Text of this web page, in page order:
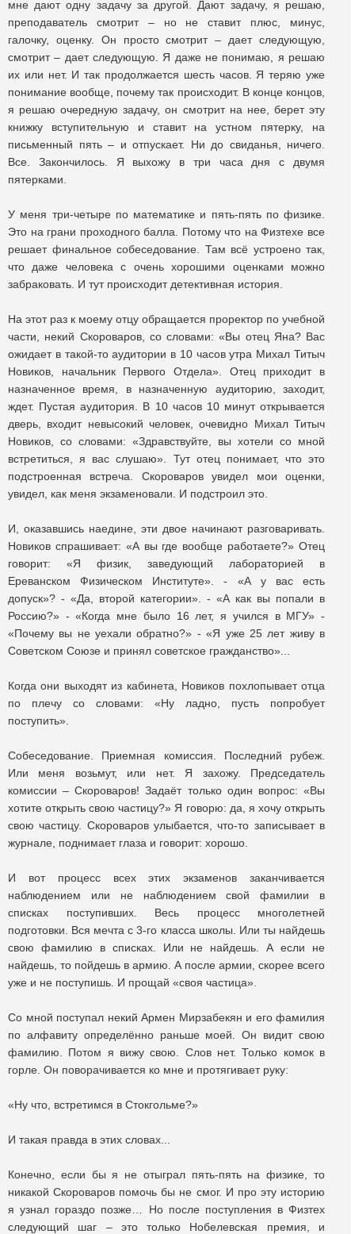
мне дают одну задачу за другой. Дают задачу, я решаю,
преподаватель смотрит – но не ставит плюс, минус,
галочку, оценку. Он просто смотрит – дает следующую,
смотрит – дает следующую. Я даже не понимаю, я решаю
их или нет. И так продолжается шесть часов. Я теряю уже
понимание вообще, почему так происходит. В конце концов,
я решаю очередную задачу, он смотрит на нее, берет эту
книжку вступительную и ставит на устном пятерку, на
письменный пять – и отпускает. Ни до свиданья, ничего.
Все. Закончилось. Я выхожу в три часа дня с двумя
пятерками.
У меня три-четыре по математике и пять-пять по физике.
Это на грани проходного балла. Потому что на Физтехе все
решает финальное собеседование. Там всё устроено так,
что даже человека с очень хорошими оценками можно
забраковать. И тут происходит детективная история.
На этот раз к моему отцу обращается проректор по учебной
части, некий Скороваров, со словами: «Вы отец Яна? Вас
ожидает в такой-то аудитории в 10 часов утра Михал Титыч
Новиков, начальник Первого Отдела». Отец приходит в
назначенное время, в назначенную аудиторию, заходит,
ждет. Пустая аудитория. В 10 часов 10 минут открывается
дверь, входит невысокий человек, очевидно Михал Титыч
Новиков, со словами: «Здравствуйте, вы хотели со мной
встретиться, я вас слушаю». Тут отец понимает, что это
подстроенная встреча. Скороваров увидел мои оценки,
увидел, как меня экзаменовали. И подстроил это.
И, оказавшись наедине, эти двое начинают разговаривать.
Новиков спрашивает: «А вы где вообще работаете?» Отец
говорит: «Я физик, заведующий лабораторией в
Ереванском Физическом Институте». - «А у вас есть
допуск»? - «Да, второй категории». - «А как вы попали в
Россию?» - «Когда мне было 16 лет, я учился в МГУ» -
«Почему вы не уехали обратно?» - «Я уже 25 лет живу в
Советском Союзе и принял советское гражданство»...
Когда они выходят из кабинета, Новиков похлопывает отца
по плечу со словами: «Ну ладно, пусть попробует
поступить».
Собеседование. Приемная комиссия. Последний рубеж.
Или меня возьмут, или нет. Я захожу. Председатель
комиссии – Скороваров! Задаёт только один вопрос: «Вы
хотите открыть свою частицу?» Я говорю: да, я хочу открыть
свою частицу. Скороваров улыбается, что-то записывает в
журнале, поднимает глаза и говорит: хорошо.
И вот процесс всех этих экзаменов заканчивается
наблюдением или не наблюдением свой фамилии в
списках поступивших. Весь процесс многолетней
подготовки. Вся мечта с 3-го класса школы. Или ты найдешь
свою фамилию в списках. Или не найдешь. А если не
найдешь, то пойдешь в армию. А после армии, скорее всего
уже и не поступишь. И прощай «своя частица».
Со мной поступал некий Армен Мирзабекян и его фамилия
по алфавиту определённо раньше моей. Он видит свою
фамилию. Потом я вижу свою. Слов нет. Только комок в
горле. Он поворачивается ко мне и протягивает руку:
«Ну что, встретимся в Стокгольме?»
И такая правда в этих словах...
Конечно, если бы я не отыграл пять-пять на физике, то
никакой Скороваров помочь бы не смог. И про эту историю
я узнал гораздо позже… Но после поступления в Физтех
следующий шаг – это только Нобелевская премия, и